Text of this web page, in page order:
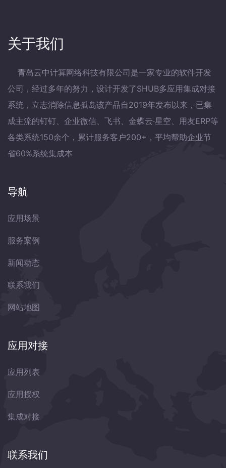
关于我们
青岛云中计算网络科技有限公司是一家专业的软件开发
公司，经过多年的努力，设计开发了SHUB多应用集成对接
系统，立志消除信息孤岛该产品自2019年发布以来，已集
成主流的钉钉、企业微信、飞书、金蝶云·星空、用友ERP等
各类系统150余个，累计服务客户200+，平均帮助企业节
省60%系统集成本
导航
应用场景
服务案例
新闻动态
联系我们
网站地图
应用对接
应用列表
应用授权
集成对接
联系我们